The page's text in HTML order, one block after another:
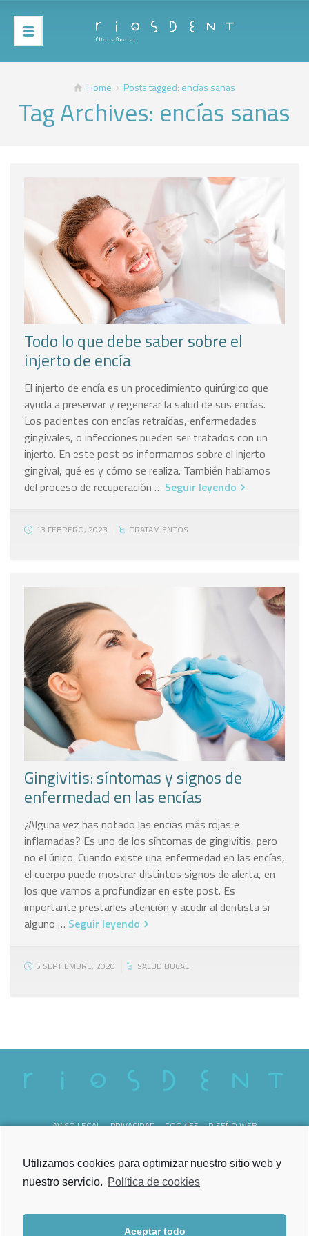
Home Posts tagged: encías sanas
Tag Archives: encías sanas
Todo lo que debe saber sobre el
injerto de encía
El injerto de encía es un procedimiento quirúrgico que
ayuda a preservar y regenerar la salud de sus encías.
Los pacientes con encías retraídas, enfermedades
gingivales, o infecciones pueden ser tratados con un
injerto. En este post os informamos sobre el injerto
gingival, qué es y cómo se realiza. También hablamos
del proceso de recuperación … Seguir leyendo
13 FEBRERO, 2023 TRATAMIENTOS
Gingivitis: síntomas y signos de
enfermedad en las encías
¿Alguna vez has notado las encías más rojas e
inflamadas? Es uno de los síntomas de gingivitis, pero
no el único. Cuando existe una enfermedad en las encías,
el cuerpo puede mostrar distintos signos de alerta, en
los que vamos a profundizar en este post. Es
importante prestarles atención y acudir al dentista si
alguno … Seguir leyendo
5 SEPTIEMBRE, 2020 SALUD BUCAL
AVISO LEGAL PRIVACIDAD COOKIES DISEÑO WEB
Utilizamos cookies para optimizar nuestro sitio web y
nuestro servicio. Política de cookies
Aceptar todo